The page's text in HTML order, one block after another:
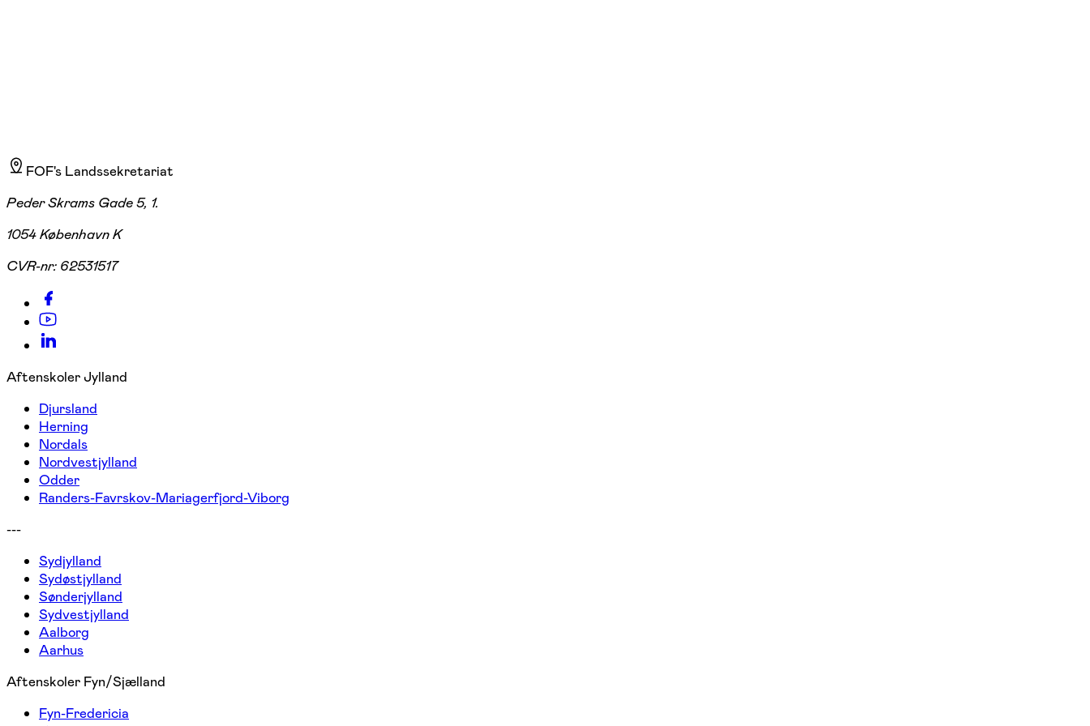
FOF's Landssekretariat
Peder Skrams Gade 5, 1.
1054 København K
CVR-nr: 62531517
Aftenskoler Jylland
Djursland
Herning
Nordals
Nordvestjylland
Odder
Randers-Favrskov-Mariagerfjord-Viborg
---
Sydjylland
Sydøstjylland
Sønderjylland
Sydvestjylland
Aalborg
Aarhus
Aftenskoler Fyn/Sjælland
Fyn-Fredericia